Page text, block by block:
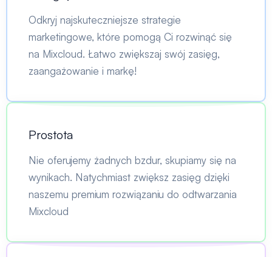
Odkryj najskuteczniejsze strategie
marketingowe, które pomogą Ci rozwinąć się
na Mixcloud. Łatwo zwiększaj swój zasięg,
zaangażowanie i markę!
Prostota
Nie oferujemy żadnych bzdur, skupiamy się na
wynikach. Natychmiast zwiększ zasięg dzięki
naszemu premium rozwiązaniu do odtwarzania
Mixcloud